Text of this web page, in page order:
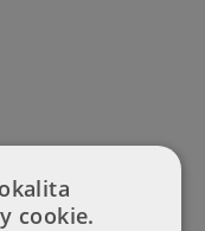
cookie.